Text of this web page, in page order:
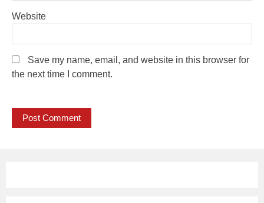
Website
Save my name, email, and website in this browser for
the next time I comment.